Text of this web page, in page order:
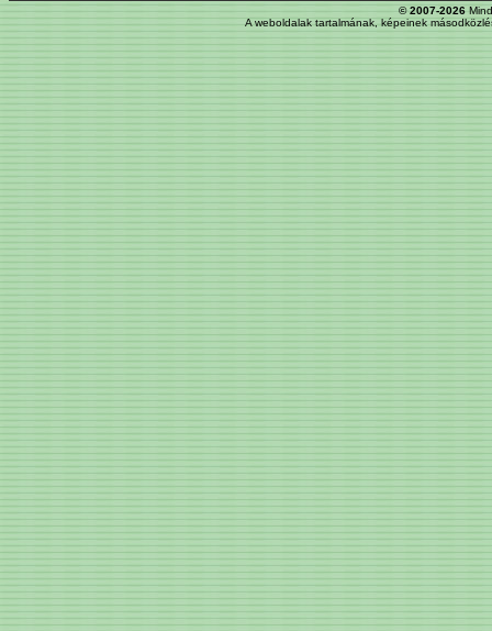
© 2007-2026
A weboldalak tartalmának, képeinek